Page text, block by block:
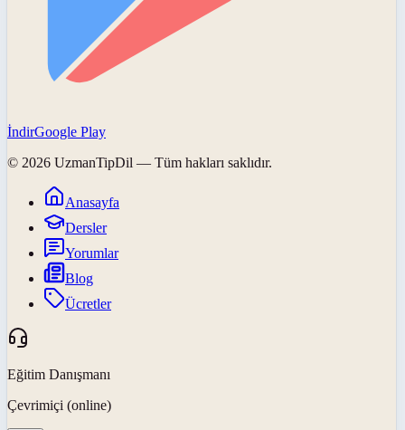
İndirGoogle Play
© 2026 UzmanTipDil — Tüm hakları saklıdır.
Anasayfa
Dersler
Yorumlar
Blog
Ücretler
Eğitim Danışmanı
Çevrimiçi (online)